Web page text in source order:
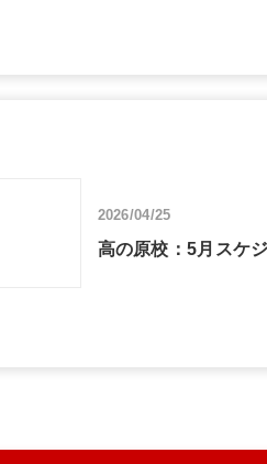
2026/04/25
高の原校：5月スケ